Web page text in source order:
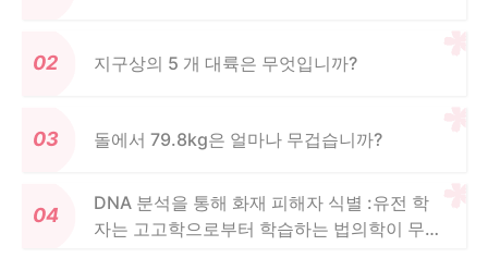
지구상의 5 개 대륙은 무엇입니까?
돌에서 79.8kg은 얼마나 무겁습니까?
DNA 분석을 통해 화재 피해자 식별 :유전 학
자는 고고학으로부터 학습하는 법의학이 무엇